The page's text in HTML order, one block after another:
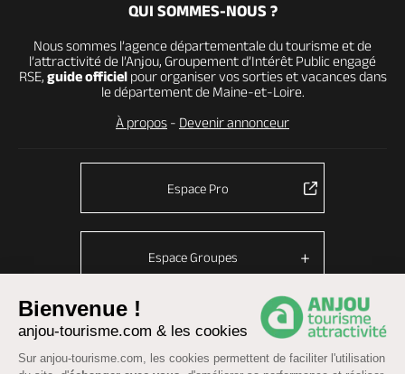
Bienvenue !
anjou-tourisme.com & les cookies
Sur anjou-tourisme.com, les cookies permettent de faciliter l'utilisation
QUI SOMMES-NOUS ?
Nous sommes l’agence départementale du tourisme et de
l’attractivité de l’Anjou, Groupement d’Intérêt Public engagé
RSE, guide officielpour organiser vos sorties et vacances dans
le département de Maine-et-Loire.
À propos - Devenir annonceur
Espace Pro
Espace Groupes
© Anjou tourisme 2026 -Plan du site-Fonctionnement du site
Mentions légales Données personnelles Cookies